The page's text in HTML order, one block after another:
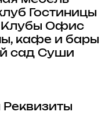
Гостиницы
Клубы Офис
кафе и бары
сад Суши
Реквизиты